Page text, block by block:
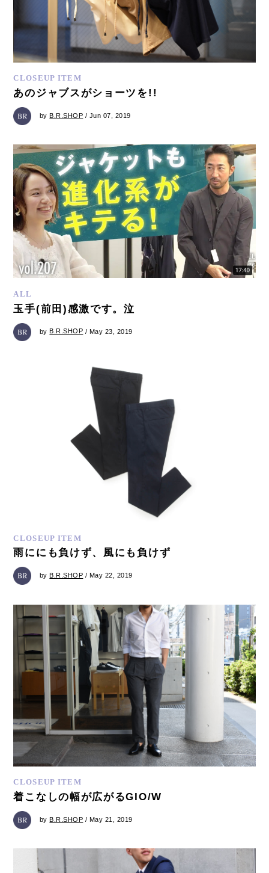
CLOSEUP ITEM
あのジャブスがショーツを!!
byB.R.SHOP / Jun 07, 2019
ALL
玉手(前田)感激です。泣
by B.R.SHOP / May 23, 2019
CLOSEUP ITEM
雨ににも負けず、風にも負けず
byB.R.SHOP / May 22, 2019
CLOSEUP ITEM
着こなしの幅が広がるGIO/W
byB.R.SHOP / May 21, 2019